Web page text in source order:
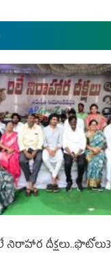
నిరాహార దీక్షలు..ఫొటోలు3